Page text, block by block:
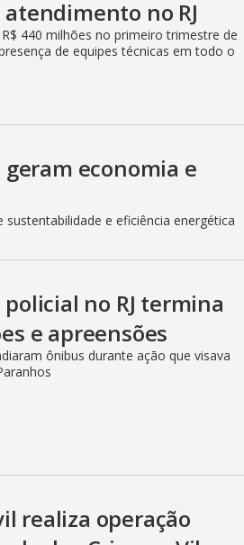
no RJ
440 milhões no primeiro trimestre de
de equipes técnicas em todo o
economia e
e eficiência energética
no RJ termina
e apreensões
ônibus durante ação que visava
realiza operação